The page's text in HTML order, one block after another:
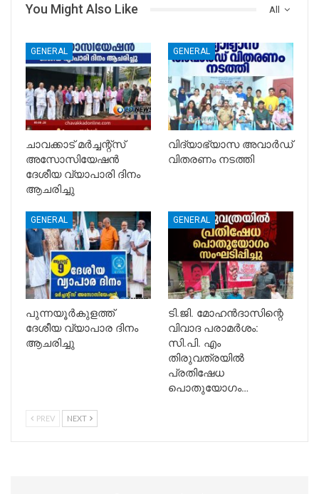
All
You Might Also Like
GENERAL
ചാവക്കാട് മർച്ചന്റ്സ്
അസോസിയേഷൻ
ദേശീയ വ്യാപാരി ദിനം
ആചരിച്ചു
GENERAL
വിദ്യാഭ്യാസ അവാർഡ്
വിതരണം നടത്തി
GENERAL
പുന്നയൂർകുളത്ത്
ദേശീയ വ്യാപാര ദിനം
ആചരിച്ചു
GENERAL
ടി.ജി. മോഹൻദാസിന്റെ
വിവാദ പരാമർശം:
സി.പി. എം
തിരുവത്രയിൽ
പ്രതിഷേധ
പൊതുയോഗം…
PREV NEXT